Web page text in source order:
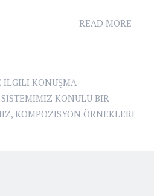
READ MORE
ILGILI KONUŞMA
KONULU BIR
, KOMPOZISYON ÖRNEKLERI